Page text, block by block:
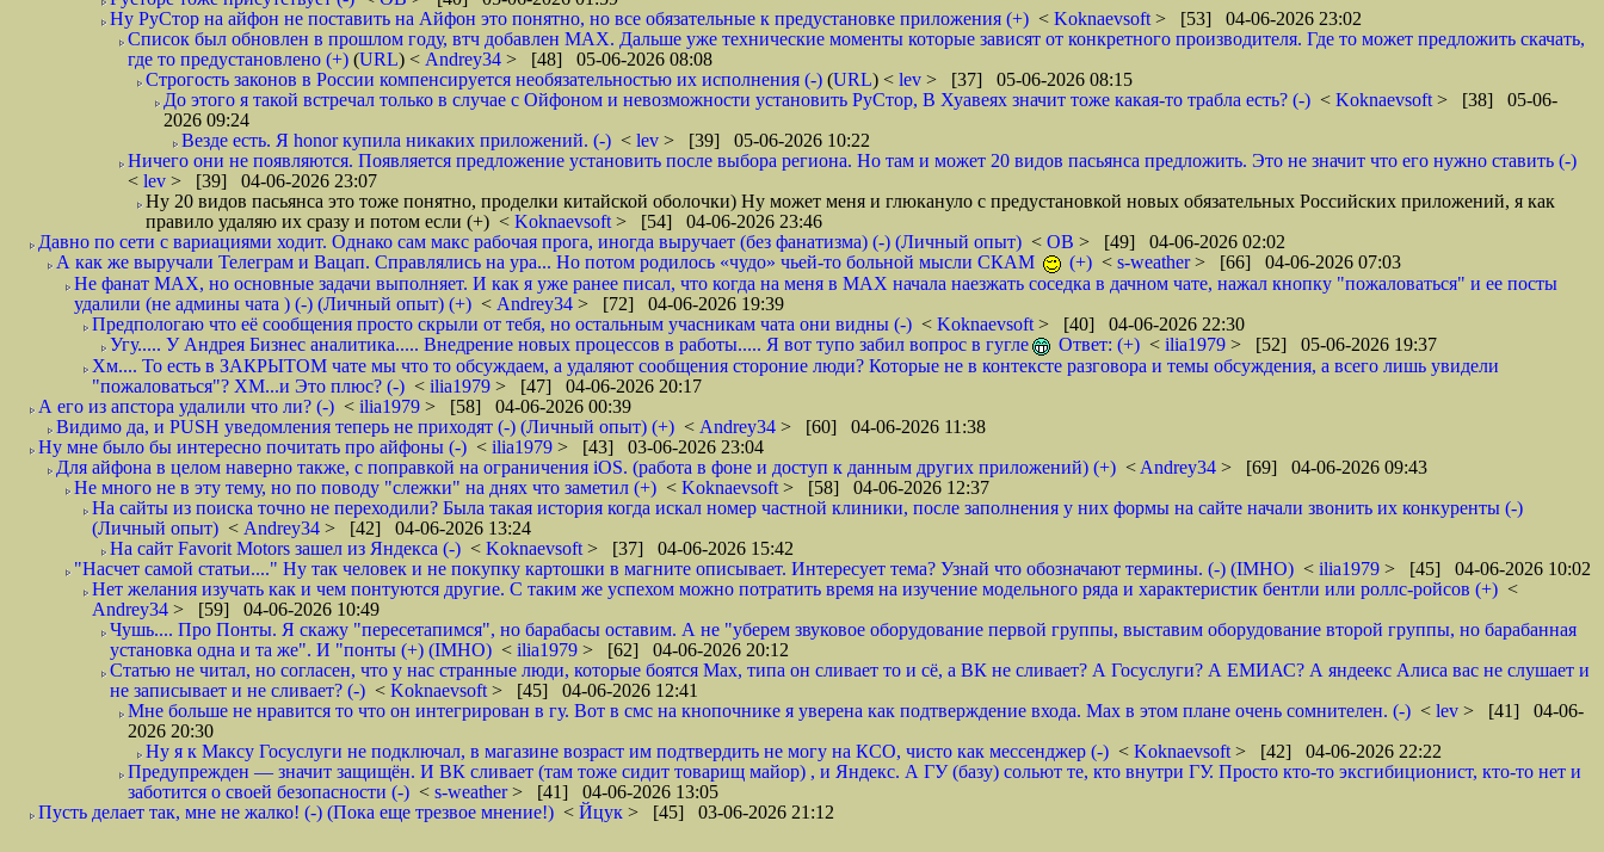
Ну РуСтор на айфон не поставить на Айфон это понятно, но все обязательные к предустановке приложения (+) < Koknaevsoft > [53] 04-06-2026 23:02
Список был обновлен в прошлом году, втч добавлен MAX. Дальше уже технические моменты которые зависят от конкретного производителя. Где то может предложить скачать,
где то предустановлено (+) (URL) < Andrey34 > [48] 05-06-2026 08:08
Строгость законов в России компенсируется необязательностью их исполнения (-) (URL) < lev > [37] 05-06-2026 08:15
До этого я такой встречал только в случае с Ойфоном и невозможности установить РуСтор, В Хуавеях значит тоже какая-то трабла есть? (-) < Koknaevsoft > [38] 05-06-
2026 09:24
Везде есть. Я honor купила никаких приложений. (-) < lev > [39] 05-06-2026 10:22
Ничего они не появляются. Появляется предложение установить после выбора региона. Но там и может 20 видов пасьянса предложить. Это не значит что его нужно ставить (-)
< lev > [39] 04-06-2026 23:07
Ну 20 видов пасьянса это тоже понятно, проделки китайской оболочки) Ну может меня и глюкануло с предустановкой новых обязательных Российских приложений, я как
правило удаляю их сразу и потом если (+) < Koknaevsoft > [54] 04-06-2026 23:46
Давно по сети с вариациями ходит. Однако сам макс рабочая прога, иногда выручает (без фанатизма) (-) (Личный опыт) < ОВ > [49] 04-06-2026 02:02
А как же выручали Телеграм и Вацап. Справлялись на ура... Но потом родилось «чудо» чьей-то больной мысли СКАМ
(+) < s-weather> [66] 04-06-2026 07:03
Не фанат МАХ, но основные задачи выполняет. И как я уже ранее писал, что когда на меня в МАХ начала наезжать соседка в дачном чате, нажал кнопку "пожаловаться" и ее посты
удалили (не админы чата ) (-) (Личный опыт) (+) < Andrey34 > [72] 04-06-2026 19:39
Предпологаю что её сообщения просто скрыли от тебя, но остальным учасникам чата они видны (-) < Koknaevsoft > [40] 04-06-2026 22:30
Угу..... У Андрея Бизнес аналитика..... Внедрение новых процессов в работы..... Я вот тупо забил вопрос в гугле
Ответ: (+) < ilia1979 > [52] 05-06-2026 19:37
Хм.... То есть в ЗАКРЫТОМ чате мы что то обсуждаем, а удаляют сообщения стороние люди? Которые не в контексте разговора и темы обсуждения, а всего лишь увидели
"пожаловаться"? ХМ...и Это плюс? (-) < ilia1979 > [47] 04-06-2026 20:17
А его из апстора удалили что ли? (-) < ilia1979 > [58] 04-06-2026 00:39
Видимо да, и PUSH уведомления теперь не приходят (-) (Личный опыт) (+) < Andrey34 > [60] 04-06-2026 11:38
Ну мне было бы интересно почитать про айфоны (-) < ilia1979 > [43] 03-06-2026 23:04
Для айфона в целом наверно также, с поправкой на ограничения iOS. (работа в фоне и доступ к данным других приложений) (+) < Andrey34 > [69] 04-06-2026 09:43
Не много не в эту тему, но по поводу "слежки" на днях что заметил (+) < Koknaevsoft > [58] 04-06-2026 12:37
На сайты из поиска точно не переходили? Была такая история когда искал номер частной клиники, после заполнения у них формы на сайте начали звонить их конкуренты (-)
(Личный опыт) < Andrey34 > [42] 04-06-2026 13:24
На сайт Favorit Motors зашел из Яндекса (-) < Koknaevsoft > [37] 04-06-2026 15:42
"Насчет самой статьи...." Ну так человек и не покупку картошки в магните описывает. Интересует тема? Узнай что обозначают термины. (-) (IMHO) < ilia1979 > [45] 04-06-2026 10:02
Нет желания изучать как и чем понтуются другие. С таким же успехом можно потратить время на изучение модельного ряда и характеристик бентли или роллс-ройсов (+) <
Andrey34 > [59] 04-06-2026 10:49
Чушь.... Про Понты. Я скажу "пересетапимся", но барабасы оставим. А не "уберем звуковое оборудование первой группы, выставим оборудование второй группы, но барабанная
установка одна и та же". И "понты (+) (IMHO) < ilia1979 > [62] 04-06-2026 20:12
Статью не читал, но согласен, что у нас странные люди, которые боятся Мах, типа он сливает то и сё, а ВК не сливает? А Госуслуги? А ЕМИАС? А яндеекс Алиса вас не слушает и
не записывает и не сливает? (-) < Koknaevsoft > [45] 04-06-2026 12:41
Мне больше не нравится то что он интегрирован в гу. Вот в смс на кнопочнике я уверена как подтверждение входа. Мах в этом плане очень сомнителен. (-) < lev > [41] 04-06-
2026 20:30
Ну я к Максу Госуслуги не подключал, в магазине возраст им подтвердить не могу на КСО, чисто как мессенджер (-) < Koknaevsoft > [42] 04-06-2026 22:22
Предупрежден — значит защищён. И ВК сливает (там тоже сидит товарищ майор) , и Яндекс. А ГУ (базу) сольют те, кто внутри ГУ. Просто кто-то эксгибиционист, кто-то нет и
заботится о своей безопасности (-) < s-weather> [41] 04-06-2026 13:05
Пусть делает так, мне не жалко! (-) (Пока еще трезвое мнение!) < Йцук > [45] 03-06-2026 21:12